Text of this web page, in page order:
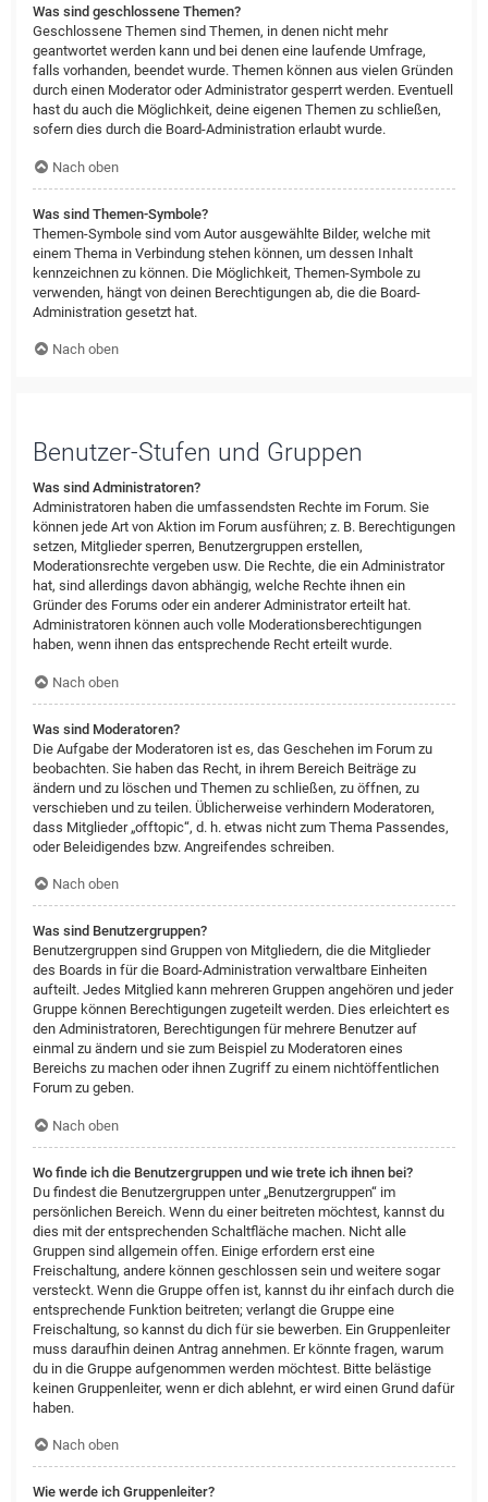
Was sind geschlossene Themen?
Geschlossene Themen sind Themen, in denen nicht mehr
geantwortet werden kann und bei denen eine laufende Umfrage,
falls vorhanden, beendet wurde. Themen können aus vielen Gründen
durch einen Moderator oder Administrator gesperrt werden. Eventuell
hast du auch die Möglichkeit, deine eigenen Themen zu schließen,
sofern dies durch die Board-Administration erlaubt wurde.
Nach oben
Was sind Themen-Symbole?
Themen-Symbole sind vom Autor ausgewählte Bilder, welche mit
einem Thema in Verbindung stehen können, um dessen Inhalt
kennzeichnen zu können. Die Möglichkeit, Themen-Symbole zu
verwenden, hängt von deinen Berechtigungen ab, die die Board-
Administration gesetzt hat.
Nach oben
Benutzer-Stufen und Gruppen
Was sind Administratoren?
Administratoren haben die umfassendsten Rechte im Forum. Sie
können jede Art von Aktion im Forum ausführen; z. B. Berechtigungen
setzen, Mitglieder sperren, Benutzergruppen erstellen,
Moderationsrechte vergeben usw. Die Rechte, die ein Administrator
hat, sind allerdings davon abhängig, welche Rechte ihnen ein
Gründer des Forums oder ein anderer Administrator erteilt hat.
Administratoren können auch volle Moderationsberechtigungen
haben, wenn ihnen das entsprechende Recht erteilt wurde.
Nach oben
Was sind Moderatoren?
Die Aufgabe der Moderatoren ist es, das Geschehen im Forum zu
beobachten. Sie haben das Recht, in ihrem Bereich Beiträge zu
ändern und zu löschen und Themen zu schließen, zu öffnen, zu
verschieben und zu teilen. Üblicherweise verhindern Moderatoren,
dass Mitglieder „offtopic“, d. h. etwas nicht zum Thema Passendes,
oder Beleidigendes bzw. Angreifendes schreiben.
Nach oben
Was sind Benutzergruppen?
Benutzergruppen sind Gruppen von Mitgliedern, die die Mitglieder
des Boards in für die Board-Administration verwaltbare Einheiten
aufteilt. Jedes Mitglied kann mehreren Gruppen angehören und jeder
Gruppe können Berechtigungen zugeteilt werden. Dies erleichtert es
den Administratoren, Berechtigungen für mehrere Benutzer auf
einmal zu ändern und sie zum Beispiel zu Moderatoren eines
Bereichs zu machen oder ihnen Zugriff zu einem nichtöffentlichen
Forum zu geben.
Nach oben
Wo finde ich die Benutzergruppen und wie trete ich ihnen bei?
Du findest die Benutzergruppen unter „Benutzergruppen“ im
persönlichen Bereich. Wenn du einer beitreten möchtest, kannst du
dies mit der entsprechenden Schaltfläche machen. Nicht alle
Gruppen sind allgemein offen. Einige erfordern erst eine
Freischaltung, andere können geschlossen sein und weitere sogar
versteckt. Wenn die Gruppe offen ist, kannst du ihr einfach durch die
entsprechende Funktion beitreten; verlangt die Gruppe eine
Freischaltung, so kannst du dich für sie bewerben. Ein Gruppenleiter
muss daraufhin deinen Antrag annehmen. Er könnte fragen, warum
du in die Gruppe aufgenommen werden möchtest. Bitte belästige
keinen Gruppenleiter, wenn er dich ablehnt, er wird einen Grund dafür
haben.
Nach oben
Wie werde ich Gruppenleiter?